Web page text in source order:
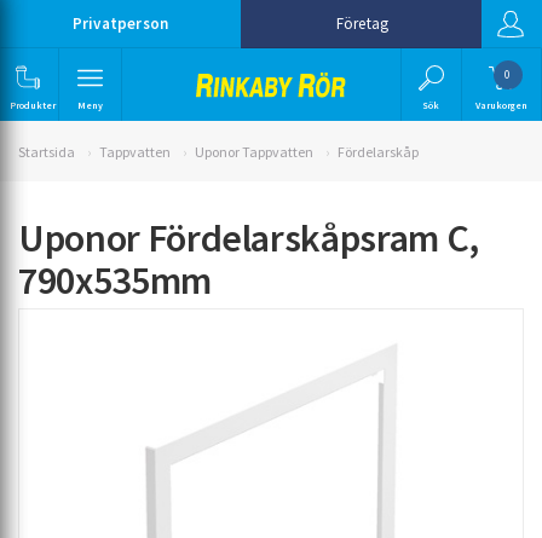
Privatperson Företag
Produkter Meny Sök
0
Varukorgen
Startsida Tappvatten Uponor Tappvatten Fördelarskåp
Uponor Fördelarskåpsram C,
790x535mm